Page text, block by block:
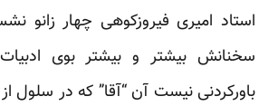
استاد امیری فیروزکوهی چهار زانو
سخنانش بیشتر و بیشتر بوی ادبیات
باورکردنی نیست آن “آقا” که در سلول